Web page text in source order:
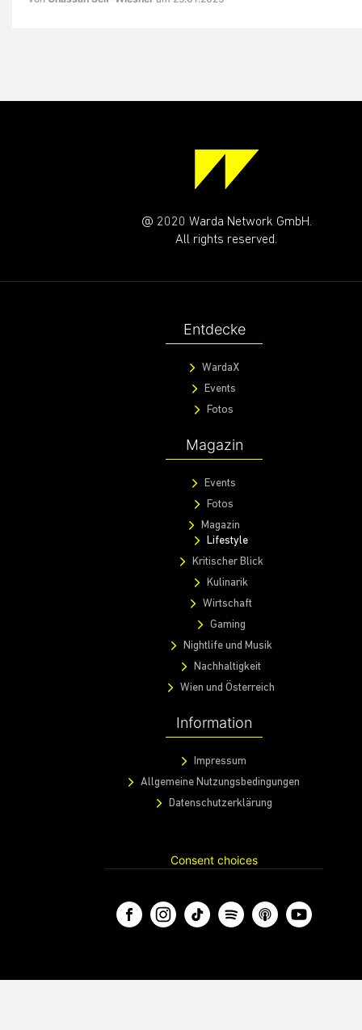
@ 2020 Warda Network GmbH.
All rights reserved.
Entdecke
WardaX
Events
Fotos
Magazin
Events
Fotos
Magazin
Lifestyle
Kritischer Blick
Kulinarik
Wirtschaft
Gaming
Nightlife und Musik
Nachhaltigkeit
Wien und Österreich
Information
Impressum
Allgemeine Nutzungsbedingungen
Datenschutzerklärung
Consent choices